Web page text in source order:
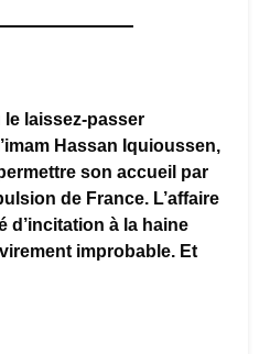
le laissez-passer
Hassan Iquioussen,
son accueil par
de France. L’affaire
d’incitation à la haine
improbable. Et